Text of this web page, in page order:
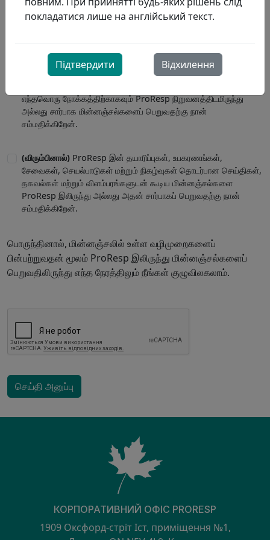
எந்தவொரு நோக்கத்திற்காகவும் ProResp நிறுவனத்திடமிருந்து
அல்லது சார்பாக மின்னஞ்சல்களைப் பெறுவதற்கு நான்
சம்மதிக்கிறேன்.
(விரும்பினால்) ProResp இன் தயாரிப்புகள், உபகரணங்கள்,
சேவைகள், செயல்பாடுகள் மற்றும் நிகழ்வுகள் தொடர்பான செய்திகள்,
தகவல்கள் மற்றும் விளம்பரங்களுடன் கூடிய மின்னஞ்சல்களை
ProResp இலிருந்து அல்லது அதன் சார்பாகப் பெறுவதற்கு நான்
சம்மதிக்கிறேன்.
பொருந்தினால், மின்னஞ்சலில் உள்ள வழிமுறைகளைப்
பின்பற்றுவதன் மூலம் ProResp இலிருந்து மின்னஞ்சல்களைப்
பெறுவதிலிருந்து எந்த நேரத்திலும் நீங்கள் குழுவிலகலாம்.
செய்தி அனுப்பு
КОРПОРАТИВНИЙ ОФІС PRORESP
1909 Оксфорд-стріт Іст, приміщення №1,
покладатися лише на англійський текст.
Підтвердити Відхилення